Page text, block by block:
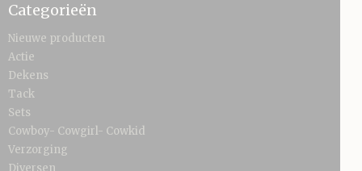
Categorieën
Nieuwe producten
Actie
Dekens
Tack
Sets
Cowboy- Cowgirl- Cowkid
Verzorging
Diversen